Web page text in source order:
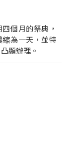
個月的祭典，
為一天，並特
顯辦理。